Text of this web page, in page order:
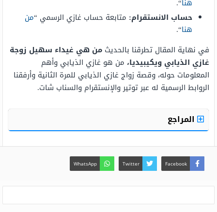
هنا“.
حساب الانستقرام: متابعة حساب غازي الرسمي “من
هنا“.
في نهاية المقال تطرقنا بالحديث من هي غيداء سهيل زوجة
غازي الذيابي ويكيبيديا، من هو غازي الذيابي وأهم
المعلومات حوله، وقصة زواج غازي الذيابي للمرة الثانية وأرفقنا
الروابط الرسمية له عبر توتير والإنستقرام والسناب شات.
المراجع
Facebook
Twitter
WhatsApp